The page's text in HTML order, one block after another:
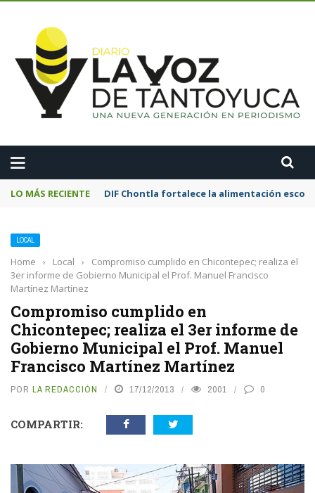
LO MÁS RECIENTE Motociclista resulta lesionado tras chocar
LOCAL
Home › Local ›
Compromiso cumplido en Chicontepec; realiza el
3er informe de Gobierno Municipal el Prof. Manuel Francisco
Martínez Martínez
Compromiso cumplido en
Chicontepec; realiza el 3er informe de
Gobierno Municipal el Prof. Manuel
Francisco Martínez Martínez
POR LA REDACCIÓN 17/12/2013 2001 0
COMPARTIR: